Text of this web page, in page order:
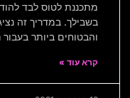
מתכננת לטוס לבד
בשבילך. במדריך זה
והבטוחים ביותר
קרא עוד »